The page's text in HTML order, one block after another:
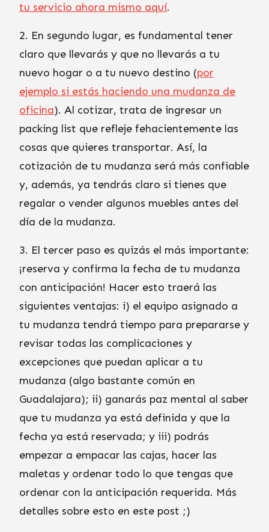
tu servicio ahora mismo aquí.
2. En segundo lugar, es fundamental tener
claro que llevarás y que no llevarás a tu
nuevo hogar o a tu nuevo destino (por
ejemplo si estás haciendo una mudanza de
oficina). Al cotizar, trata de ingresar un
packing list que refleje fehacientemente las
cosas que quieres transportar. Así, la
cotización de tu mudanza será más confiable
y, además, ya tendrás claro si tienes que
regalar o vender algunos muebles antes del
día de la mudanza.
3. El tercer paso es quizás el más importante:
¡reserva y confirma la fecha de tu mudanza
con anticipación! Hacer esto traerá las
siguientes ventajas: i) el equipo asignado a
tu mudanza tendrá tiempo para prepararse y
revisar todas las complicaciones y
excepciones que puedan aplicar a tu
mudanza (algo bastante común en
Guadalajara); ii) ganarás paz mental al saber
que tu mudanza ya está definida y que la
fecha ya está reservada; y iii) podrás
empezar a empacar las cajas, hacer las
maletas y ordenar todo lo que tengas que
ordenar con la anticipación requerida. Más
detalles sobre esto en este post ;)